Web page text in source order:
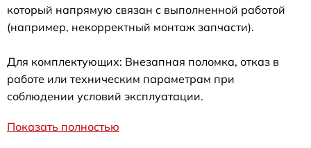
который напрямую связан с выполненной работой
(например, некорректный монтаж запчасти).
Для комплектующих: Внезапная поломка, отказ в
работе или техническим параметрам при
соблюдении условий эксплуатации.
Показать полностью